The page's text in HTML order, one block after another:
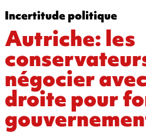
Incertitude politique
Autriche: les
négocier
droite pour